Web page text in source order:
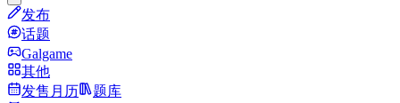
发布
话题
Galgame
其他
发售月历
题库